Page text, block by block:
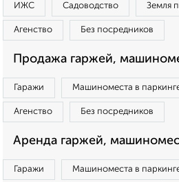
ИЖС Садоводство Земля
Агенство Без посредников
Продажа гаржей,
Гаражи Машиноместа в
Агенство Без посредников
Аренда гаржей,
Гаражи Машиноместа в